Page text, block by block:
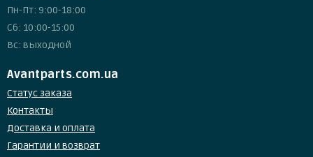
Пн-Пт: 9:00-18:00
Сб: 10:00-15:00
Вс: выходной
Avantparts.com.ua
Статус заказа
Контакты
Доставка и оплата
Гарантии и возврат